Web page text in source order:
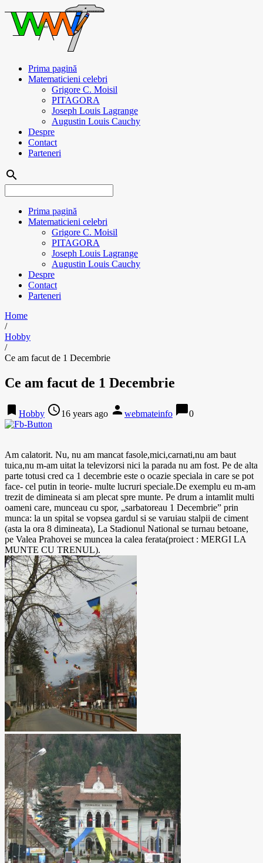
Prima pagină
Matematicieni celebri
Grigore C. Moisil
PITAGORA
Joseph Louis Lagrange
Augustin Louis Cauchy
Despre
Contact
Parteneri
search
Prima pagină
Matematicieni celebri
Grigore C. Moisil
PITAGORA
Joseph Louis Lagrange
Augustin Louis Cauchy
Despre
Contact
Parteneri
Home
/
Hobby
/
Ce am facut de 1 Decembrie
Ce am facut de 1 Decembrie
bookmark Hobby access_time16 years ago person webmateinfo chat_bubble0
Am calatorit. Nu, nu am mancat fasole,mici,carnati,nu am baut
tuica,nu m-am uitat la televizorsi nici la parada nu am fost. Pe de alta
parte totusi cred ca 1 decembrie este o ocazie speciala in care se pot
face- cel putin in teorie- multe lucruri speciale.De exemplu eu m-am
trezit de dimineata si am plecat spre munte. Pe drum a intamlit multi
oameni care, munceau cu spor, „sarbatoreau 1 Decembrie” prin
munca: la un spital se vopsea gardul si se varuiau stalpii de ciment
(asta la ora 8 dimineata), La Stadionul National se turnau betoane,
pe Valea Prahovei se muncea la calea ferata(proiect : MERGI LA
MUNTE CU TRENUL).